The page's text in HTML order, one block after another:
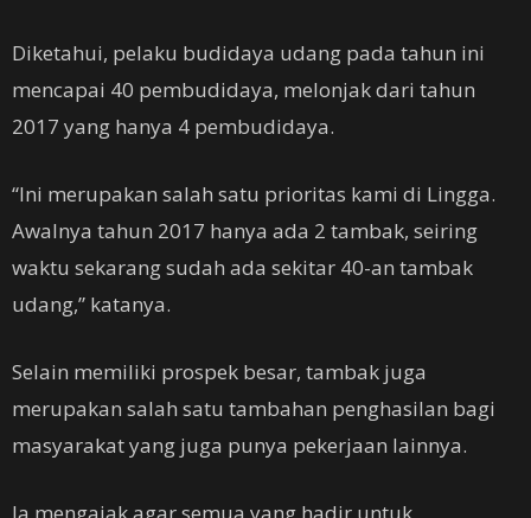
Diketahui, pelaku budidaya udang pada tahun ini
mencapai 40 pembudidaya, melonjak dari tahun
2017 yang hanya 4 pembudidaya.
“Ini merupakan salah satu prioritas kami di Lingga.
Awalnya tahun 2017 hanya ada 2 tambak, seiring
waktu sekarang sudah ada sekitar 40-an tambak
udang,” katanya.
Selain memiliki prospek besar, tambak juga
merupakan salah satu tambahan penghasilan bagi
masyarakat yang juga punya pekerjaan lainnya.
Ia mengajak agar semua yang hadir untuk